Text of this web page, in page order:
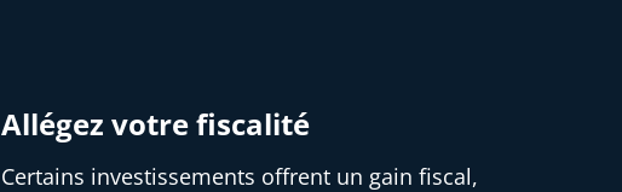
Allégez votre fiscalité
Certains investissements offrent un gain fiscal,